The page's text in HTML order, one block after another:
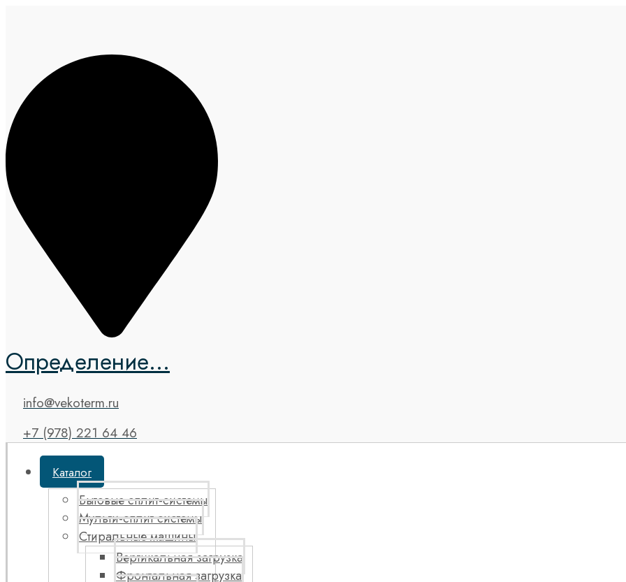
Определение...
info@vekoterm.ru
+7 (978) 221 64 46
Каталог
Бытовые сплит-системы
Мульти-сплит системы
Стиральные машины
Вертикальная загрузка
Фронтальная загрузка